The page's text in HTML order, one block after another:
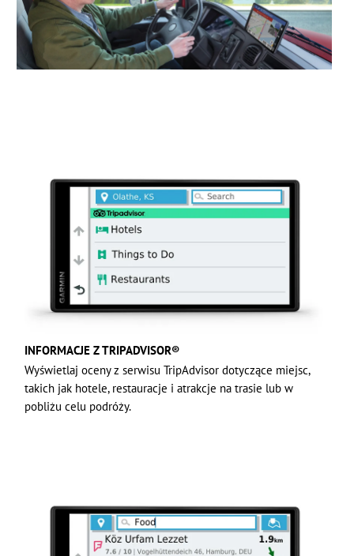
INFORMACJE Z TRIPADVISOR®
Wyświetlaj oceny z serwisu TripAdvisor dotyczące miejsc,
takich jak hotele, restauracje i atrakcje na trasie lub w
pobliżu celu podróży.